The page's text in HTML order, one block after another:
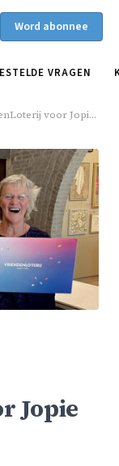
Word abonnee
VRAGEN
Jopie Huisman Museum
Jopie